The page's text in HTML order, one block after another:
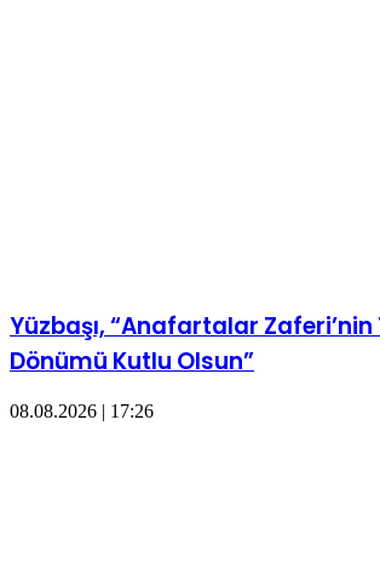
Yüzbaşı, “Anafartalar Zaferi’nin
Dönümü Kutlu Olsun”
08.08.2026 | 17:26